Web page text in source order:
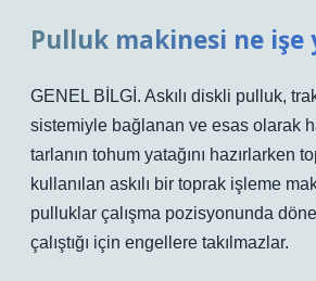
Pulluk makinesi ne işe
GENEL BİLGİ. Askılı diskli pulluk,
sistemiyle bağlanan ve esas olarak
tarlanın tohum yatağını hazırlarken
kullanılan askılı bir toprak işleme
pulluklar çalışma pozisyonunda
çalıştığı için engellere takılmazlar.